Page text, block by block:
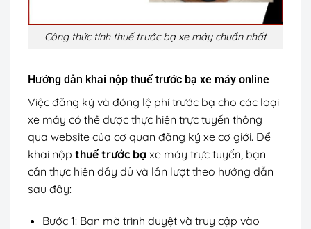
Công thức tính thuế trước bạ xe máy chuẩn nhất
Hướng dẫn khai nộp thuế trước bạ xe máy online
Việc đăng ký và đóng lệ phí trước bạ cho các loại
xe máy có thể được thực hiện trực tuyến thông
qua website của cơ quan đăng ký xe cơ giới. Để
khai nộp thuế trước bạ xe máy trực tuyến, bạn
cần thực hiện đầy đủ và lần lượt theo hướng dẫn
sau đây:
Bước 1: Bạn mở trình duyệt và truy cập vào